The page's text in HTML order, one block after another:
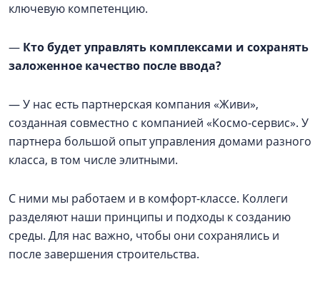
ключевую компетенцию.
— Кто будет управлять комплексами и сохранять
заложенное качество после ввода?
— У нас есть партнерская компания «Живи»,
созданная совместно с компанией «Космо-сервис». У
партнера большой опыт управления домами разного
класса, в том числе элитными.
С ними мы работаем и в комфорт-классе. Коллеги
разделяют наши принципы и подходы к созданию
среды. Для нас важно, чтобы они сохранялись и
после завершения строительства.